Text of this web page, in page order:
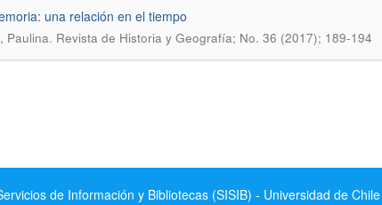
una relación en el tiempo
Paulina. Revista de Historia y Geografí­a; No. 36 (2017); 189-194
de Información y Bibliotecas (SISIB) - Universidad de Chile